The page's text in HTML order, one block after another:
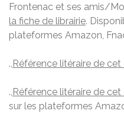
Frontenac et ses amis/
la fiche de librairie.
plateformes Amazon,
., Référence litéraire de
., Référence litéraire de
sur les plateformes